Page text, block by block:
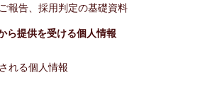
報告、採用判定の基礎資料
ら提供を受ける個人情報
れる個人情報